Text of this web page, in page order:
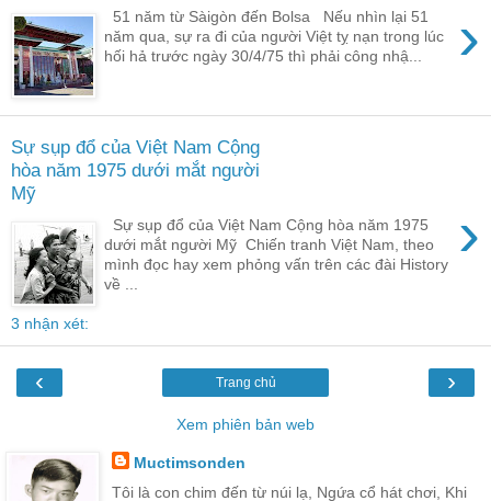
›
51 năm từ Sàigòn đến Bolsa Nếu nhìn lại 51
năm qua, sự ra đi của người Việt tỵ nạn trong lúc
hối hả trước ngày 30/4/75 thì phải công nhậ...
Sự sụp đổ của Việt Nam Cộng
hòa năm 1975 dưới mắt người
Mỹ
›
Sự sụp đổ của Việt Nam Cộng hòa năm 1975
dưới mắt người Mỹ Chiến tranh Việt Nam, theo
mình đọc hay xem phỏng vấn trên các đài History
về ...
3 nhận xét:
‹ ›
Trang chủ
Xem phiên bản web
Muctimsonden
Tôi là con chim đến từ núi lạ, Ngứa cổ hát chơi, Khi